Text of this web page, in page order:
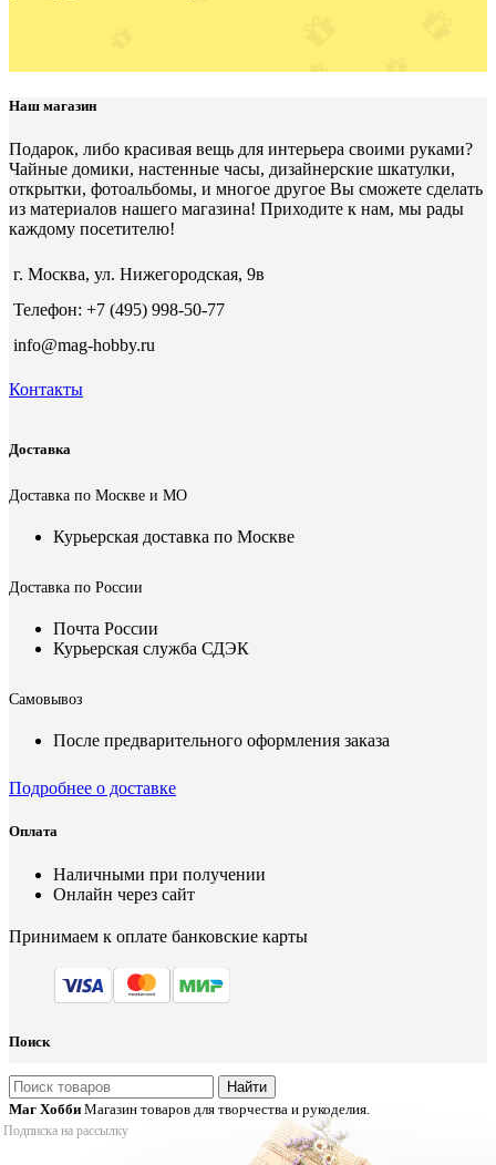
Наш магазин
Подарок, либо красивая вещь для интерьера своими руками?
Чайные домики, настенные часы, дизайнерские шкатулки,
открытки, фотоальбомы, и многое другое Вы сможете сделать
из материалов нашего магазина! Приходите к нам, мы рады
каждому посетителю!
г. Москва, ул. Нижегородская, 9в
Телефон: +7 (495) 998-50-77
info@mag-hobby.ru
Контакты
Доставка
Доставка по Москве и МО
Курьерская доставка по Москве
Доставка по России
Почта России
Курьерская служба СДЭК
Самовывоз
После предварительного оформления заказа
Подробнее о доставке
Оплата
Наличными при получении
Онлайн через сайт
Принимаем к оплате банковские карты
Поиск
Найти
Маг Хобби Магазин товаров для творчества и рукоделия.
Подписка на рассылку